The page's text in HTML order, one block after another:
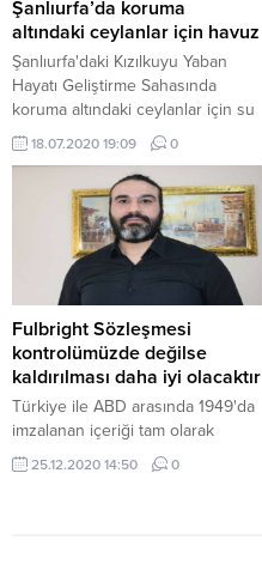
Şanlıurfa’da koruma
altındaki ceylanlar için havuz
Şanlıurfa'daki Kızılkuyu Yaban
Hayatı Geliştirme Sahasında
koruma altındaki ceylanlar için su
havuzları yapıldı.
18.07.2020 19:09 0
Fulbright Sözleşmesi
kontrolümüzde değilse
kaldırılması daha iyi olacaktır
Türkiye ile ABD arasında 1949'da
imzalanan içeriği tam olarak
bilinmeyen "Fulbright
Sözleşmesi" ile Türkiye eğitim
25.12.2020 14:50 0